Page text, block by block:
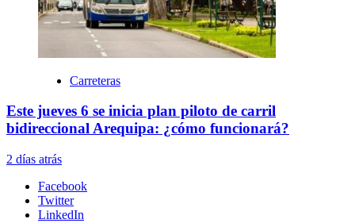
Carreteras
Este jueves 6 se inicia plan piloto de carril
bidireccional Arequipa: ¿cómo funcionará?
2 días atrás
Facebook
Twitter
LinkedIn